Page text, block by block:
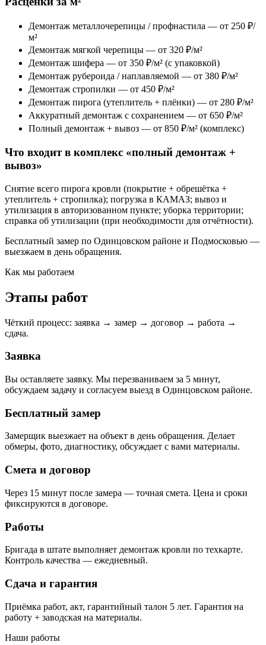
Демонтаж металлочерепицы / профнастила — от 250 ₽/
м²
Демонтаж мягкой черепицы — от 320 ₽/м²
Демонтаж шифера — от 350 ₽/м² (с упаковкой)
Демонтаж рубероида / наплавляемой — от 380 ₽/м²
Демонтаж стропилки — от 450 ₽/м²
Демонтаж пирога (утеплитель + плёнки) — от 280 ₽/м²
Аккуратный демонтаж с сохранением — от 650 ₽/м²
Полный демонтаж + вывоз — от 850 ₽/м² (комплекс)
Что входит в комплекс «полный демонтаж +
вывоз»
Снятие всего пирога кровли (покрытие + обрешётка +
утеплитель + стропилка); погрузка в КАМАЗ; вывоз и
утилизация в авторизованном пункте; уборка территории;
справка об утилизации (при необходимости для отчётности).
Бесплатный замер по Одинцовском районе и Подмосковью —
выезжаем в день обращения.
Как мы работаем
Этапы работ
Чёткий процесс: заявка → замер → договор → работа →
сдача.
Заявка
Вы оставляете заявку. Мы перезваниваем за 5 минут,
обсуждаем задачу и согласуем выезд в Одинцовском районе.
Бесплатный замер
Замерщик выезжает на объект в день обращения. Делает
обмеры, фото, диагностику, обсуждает с вами материалы.
Смета и договор
Через 15 минут после замера — точная смета. Цена и сроки
фиксируются в договоре.
Работы
Бригада в штате выполняет демонтаж кровли по техкарте.
Контроль качества — ежедневный.
Сдача и гарантия
Приёмка работ, акт, гарантийный талон 5 лет. Гарантия на
работу + заводская на материалы.
Наши работы